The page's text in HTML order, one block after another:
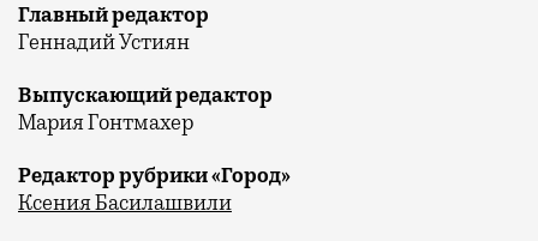
Главный редактор
Геннадий Устиян
Выпускающий редактор
Мария Гонтмахер
Редактор рубрики «Город»
Ксения Басилашвили